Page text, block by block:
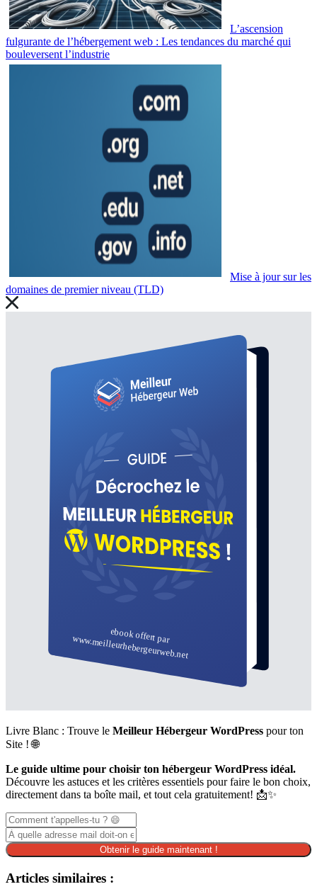
L’ascension
fulgurante de l’hébergement web : Les tendances du marché qui
bouleversent l’industrie
Mise à jour sur les
domaines de premier niveau (TLD)
Livre Blanc : Trouve le Meilleur Hébergeur WordPress pour ton
Site ! 🌐
Le guide ultime pour choisir ton hébergeur WordPress idéal.
Découvre les astuces et les critères essentiels pour faire le bon choix,
directement dans ta boîte mail, et tout cela gratuitement! 📩✨
Obtenir le guide maintenant !
Articles similaires :